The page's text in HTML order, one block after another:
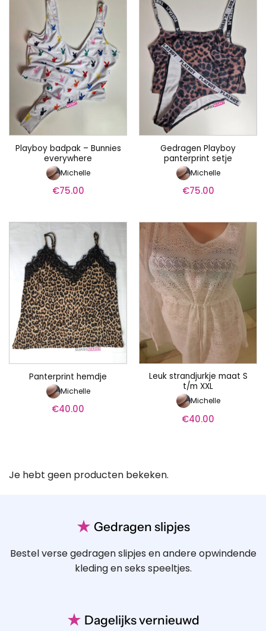
Playboy badpak – Bunnies
everywhere
Michelle
€75.00
Gedragen Playboy
panterprint setje
Michelle
€75.00
Panterprint hemdje
Michelle
€40.00
Leuk strandjurkje maat S
t/m XXL
Michelle
€40.00
Je hebt geen producten bekeken.
★ Gedragen slipjes
Bestel verse gedragen slipjes en andere opwindende
kleding en seks speeltjes.
★ Dagelijks vernieuwd